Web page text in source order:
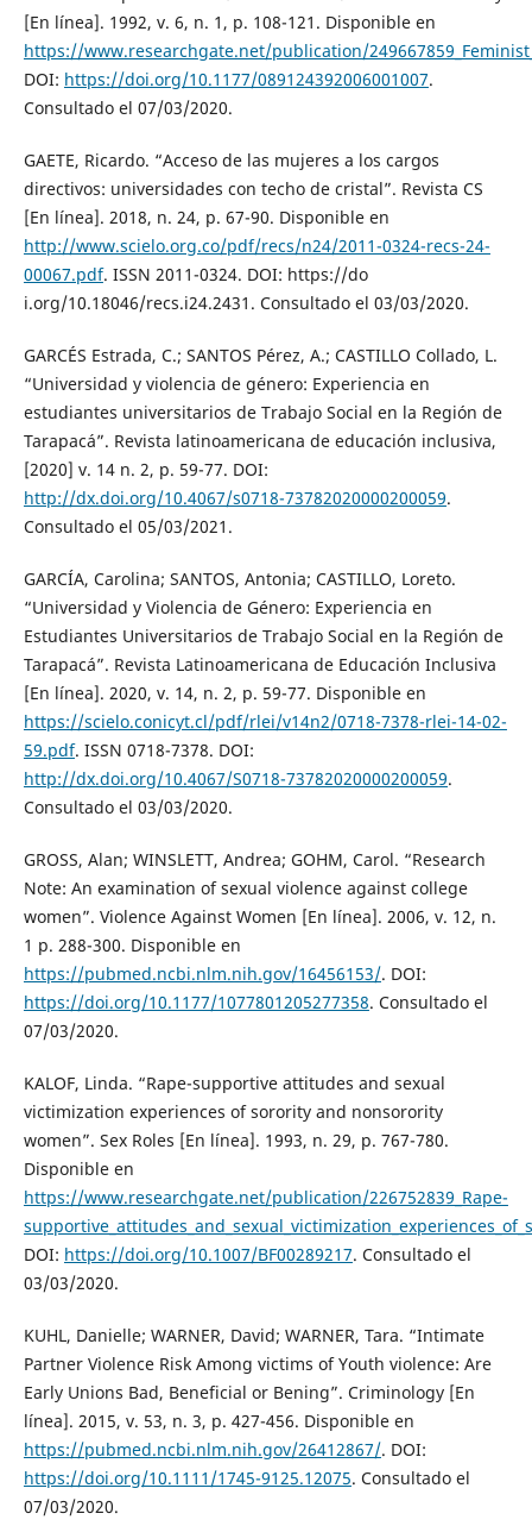
[En línea]. 1992, v. 6, n. 1, p. 108-121. Disponible en
https://www.researchgate.net/publication/
DOI: https://doi.org/10.1177/089124392006001007.
Consultado el 07/03/2020.
GAETE, Ricardo. “Acceso de las mujeres a los cargos
directivos: universidades con techo de cristal”. Revista CS
[En línea]. 2018, n. 24, p. 67-90. Disponible en
http://www.scielo.org.co/pdf/recs/n24/2011-0324-recs-24-
00067.pdf. ISSN 2011-0324. DOI: https://do
i.org/10.18046/recs.i24.2431. Consultado el 03/03/2020.
GARCÉS Estrada, C.; SANTOS Pérez, A.; CASTILLO Collado, L.
“Universidad y violencia de género: Experiencia en
estudiantes universitarios de Trabajo Social en la Región de
Tarapacá”. Revista latinoamericana de educación inclusiva,
[2020] v. 14 n. 2, p. 59-77. DOI:
http://dx.doi.org/10.4067/s0718-73782020000200059.
Consultado el 05/03/2021.
GARCÍA, Carolina; SANTOS, Antonia; CASTILLO, Loreto.
“Universidad y Violencia de Género: Experiencia en
Estudiantes Universitarios de Trabajo Social en la Región de
Tarapacá”. Revista Latinoamericana de Educación Inclusiva
[En línea]. 2020, v. 14, n. 2, p. 59-77. Disponible en
https://scielo.conicyt.cl/pdf/rlei/v14n2/0718-7378-rlei-14-02-
59.pdf. ISSN 0718-7378. DOI:
http://dx.doi.org/10.4067/S0718-73782020000200059.
Consultado el 03/03/2020.
GROSS, Alan; WINSLETT, Andrea; GOHM, Carol. “Research
Note: An examination of sexual violence against college
women”. Violence Against Women [En línea]. 2006, v. 12, n.
1 p. 288-300. Disponible en
https://pubmed.ncbi.nlm.nih.gov/16456153/. DOI:
https://doi.org/10.1177/1077801205277358. Consultado el
07/03/2020.
KALOF, Linda. “Rape-supportive attitudes and sexual
victimization experiences of sorority and nonsorority
women”. Sex Roles [En línea]. 1993, n. 29, p. 767-780.
Disponible en
https://www.researchgate.net/publication/226752839_Rape-
DOI: https://doi.org/10.1007/BF00289217. Consultado el
03/03/2020.
KUHL, Danielle; WARNER, David; WARNER, Tara. “Intimate
Partner Violence Risk Among victims of Youth violence: Are
Early Unions Bad, Beneficial or Bening”. Criminology [En
línea]. 2015, v. 53, n. 3, p. 427-456. Disponible en
https://pubmed.ncbi.nlm.nih.gov/26412867/. DOI:
https://doi.org/10.1111/1745-9125.12075. Consultado el
07/03/2020.